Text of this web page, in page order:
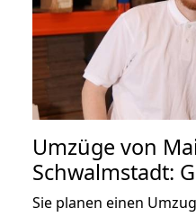
Umzüge von
Schwalmstadt:
Sie planen einen